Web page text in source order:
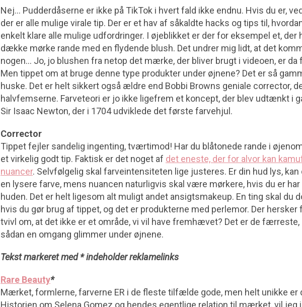
Nej… Pudderdåserne er ikke på TikTok i hvert fald ikke endnu. Hvis du er,
der er alle mulige virale tip. Der er et hav af såkaldte hacks og tips til,
enkelt klare alle mulige udfordringer. I øjeblikket er der for eksempel et, der
dække mørke rande med en flydende blush. Det undrer mig lidt, at det
nogen… Jo, jo blushen fra netop det mærke, der bliver brugt i videoen, er da
Men tippet om at bruge denne type produkter under øjnene? Det er så
huske. Det er helt sikkert også ældre end Bobbi Browns geniale corrector,
halvfemserne. Farveteori er jo ikke ligefrem et koncept, der blev udtænkt i
Sir Isaac Newton, der i 1704 udviklede det første farvehjul.
Corrector
Tippet fejler sandelig ingenting, tværtimod! Har du blåtonede rande i
et virkelig godt tip. Faktisk er det noget af det eneste, der for alvor kan
nuancer. Selvfølgelig skal farveintensiteten lige justeres. Er din hud lys,
en lysere farve, mens nuancen naturligvis skal være mørkere, hvis du er
huden. Det er helt ligesom alt muligt andet ansigtsmakeup. En ting skal du
hvis du gør brug af tippet, og det er produkterne med perlemor. Der
tvivl om, at det ikke er et område, vi vil have fremhævet? Det er de
sådan en omgang glimmer under øjnene.
Tekst markeret med * indeholder reklamelinks
Rare Beauty*
Mærket, formlerne, farverne ER i de fleste tilfælde gode, men helt unikke er
Historien om Selena Gomez og hendes egentlige relation til mærket, vil jeg